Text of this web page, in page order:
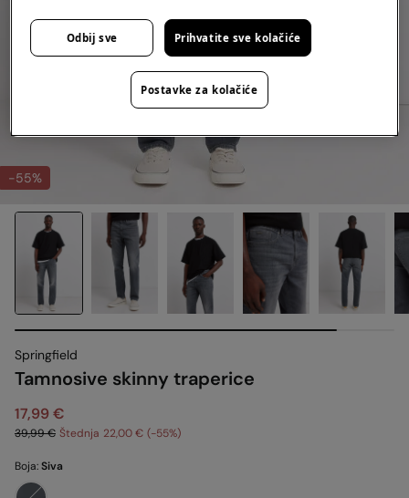
-55%
Springfield
Tamnosive skinny traperice
17,99 €
39,99 € Štednja 22,00 € 55
Boja:Siva
Odbij sve Prihvatite sve kolačiće
Postavke za kolačiće